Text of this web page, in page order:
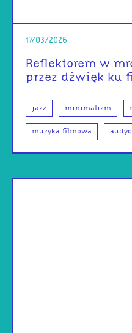
17/03/2026
Reflektorem w
przez dźwięk ku
jazz minimalizm
muzyka filmowa